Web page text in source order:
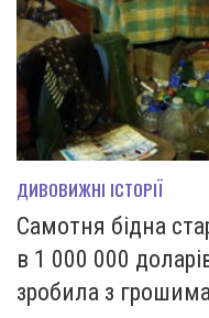
ДИВОВИЖНІ ІСТОРІЇ
Самотня бідна
в 1 000 000
зробила з грошима